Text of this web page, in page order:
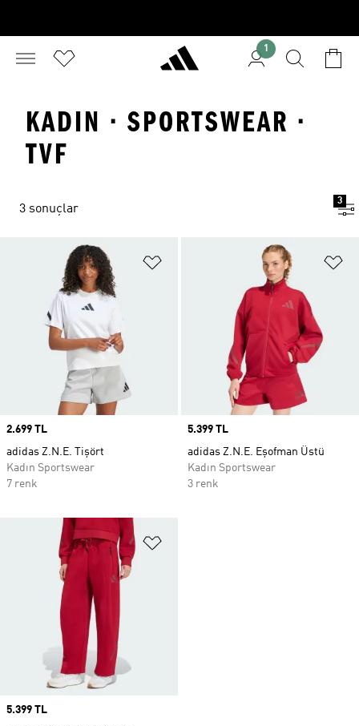
1
KADIN · SPORTSWEAR ·
TVF
3 sonuçlar
3
Favori Listesine Ekle
Price
2.699 TL
adidas Z.N.E. Tişört
Kadın Sportswear
7 renk
Price
5.399 TL
adidas Z.N.E. Eşofman Üstü
Kadın Sportswear
3 renk
Price
5.399 TL